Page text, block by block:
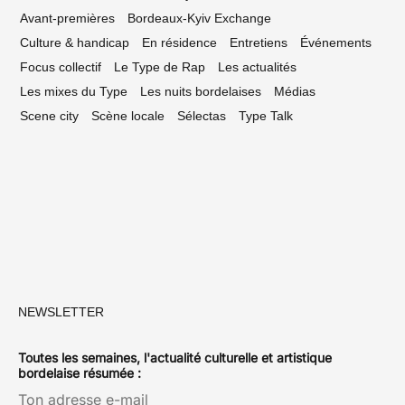
Avant-premières
Bordeaux-Kyiv Exchange
Culture & handicap
En résidence Entretiens
Événements
Focus collectif
Le Type de Rap
Les actualités
Les mixes du Type
Les nuits bordelaises
Médias
Scene city
Scène locale Sélectas Type Talk
NEWSLETTER
Toutes les semaines, l'actualité culturelle et artistique
bordelaise résumée :